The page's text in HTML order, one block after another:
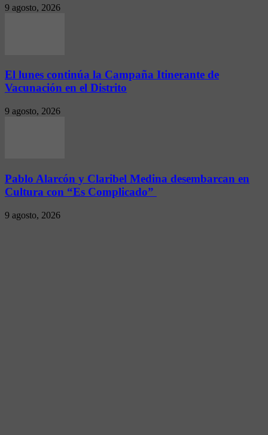
9 agosto, 2026
El lunes continúa la Campaña Itinerante de
Vacunación en el Distrito
9 agosto, 2026
Pablo Alarcón y Claribel Medina desembarcan en
Cultura con “Es Complicado”
9 agosto, 2026